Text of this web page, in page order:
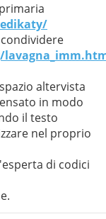
scrollamount=
altervista
in modo
il testo
nel proprio
di codici